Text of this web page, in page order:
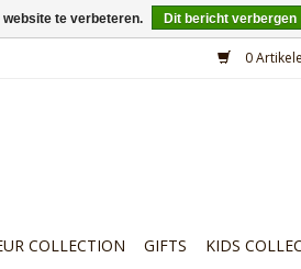
0
COLLECTION GIFTS KIDS
te verbeteren. Dit bericht verbergen